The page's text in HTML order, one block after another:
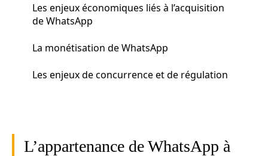
Les enjeux économiques liés à l’acquisition
de WhatsApp
La monétisation de WhatsApp
Les enjeux de concurrence et de régulation
L’appartenance de WhatsApp à